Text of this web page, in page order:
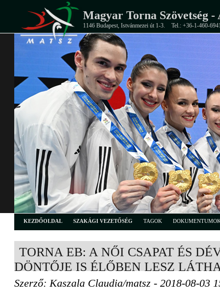
Magyar Torna Szövetség -
1146 Budapest, Istvánmezei út 1-3. Tel.: +36-1-460-
KEZDŐOLDAL SZAKÁGI VEZETŐSÉG TAGOK
TORNA EB: A NŐI CSAPAT ÉS
DÖNTŐJE IS ÉLŐBEN LESZ
Szerző: Kaszala Claudia/matsz - 2018-08-03